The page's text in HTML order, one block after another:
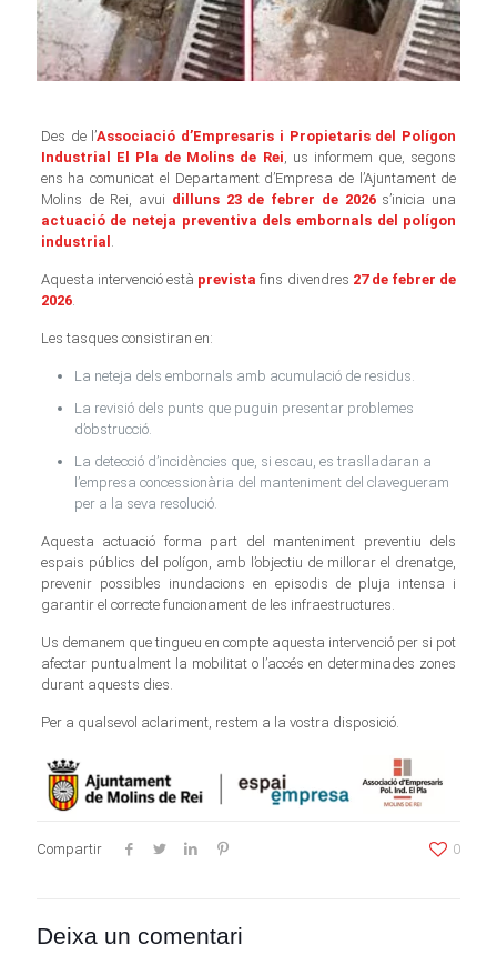
Des de l’Associació d’Empresaris i Propietaris del Polígon
Industrial El Pla de Molins de Rei , us informem que, segons
ens ha comunicat el Departament d’Empresa de l’Ajuntament de
Molins de Rei, avui dilluns 23 de febrer de 2026s’inicia una
actuació de neteja preventiva dels embornals del polígon
industrial
Aquesta intervenció està prevista fins divendres 27 de febrer de
2026.
Les tasques consistiran en:
La neteja dels embornals amb acumulació de residus.
La revisió dels punts que puguin presentar problemes
d’obstrucció.
La detecció d’incidències que, si escau, es traslladaran a
l’empresa concessionària del manteniment del clavegueram
per a la seva resolució.
Aquesta actuació forma part del manteniment preventiu dels
espais públics del polígon, amb l’objectiu de millorar el drenatge,
prevenir possibles inundacions en episodis de pluja intensa i
garantir el correcte funcionament de les infraestructures.
Us demanem que tingueu en compte aquesta intervenció per si pot
afectar puntualment la mobilitat o l’accés en determinades zones
durant aquests dies.
Per a qualsevol aclariment, restem a la vostra disposició.
Compartir 0
Deixa un comentari